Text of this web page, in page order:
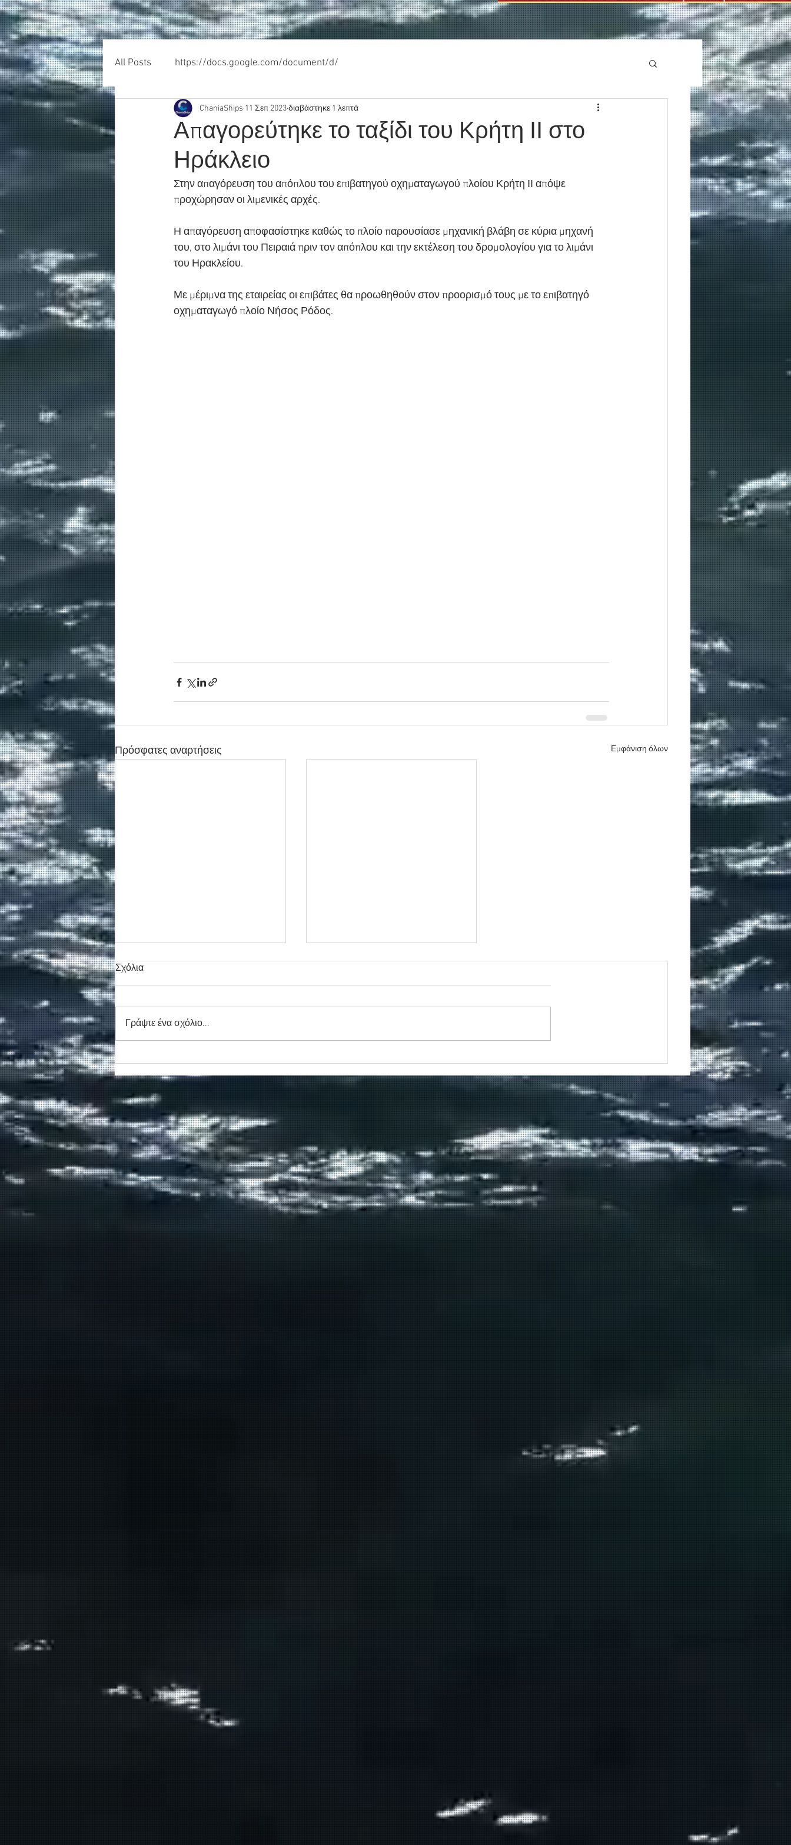
All Posts https://docs.google.com/document/d/
Απαγορεύτηκε το ταξίδι του Κρήτη ΙΙ στο
Ηράκλειο
ChaniaShips 11 Σεπ 2023διαβάστηκε 1 λεπτά
Στην απαγόρευση του απόπλου του επιβατηγού οχηματαγωγού πλοίου Κρήτη ΙΙ απόψε
προχώρησαν οι λιμενικές αρχές.
Η απαγόρευση αποφασίστηκε καθώς το πλοίο παρουσίασε μηχανική βλάβη σε κύρια μηχανή
του, στο λιμάνι του Πειραιά πριν τον απόπλου και την εκτέλεση του δρομολογίου για το λιμάνι
του Ηρακλείου.
Με μέριμνα της εταιρείας οι επιβάτες θα προωθηθούν στον προορισμό τους με το επιβατηγό
οχηματαγωγό πλοίο Νήσος Ρόδος.
Πρόσφατες αναρτήσεις Εμφάνιση όλων
Κασσελάκη στο λιμάνι της
Σούδας
μεταφοράς μεταναστών από τη
Σχόλια
Γράψτε ένα σχόλιο...